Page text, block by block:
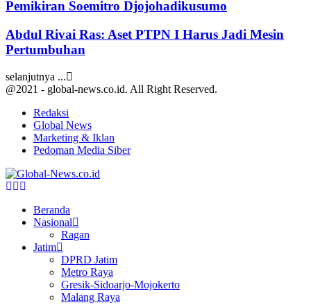
Pemikiran Soemitro Djojohadikusumo
Abdul Rivai Ras: Aset PTPN I Harus Jadi Mesin
Pertumbuhan
selanjutnya ...
@2021 - global-news.co.id. All Right Reserved.
Redaksi
Global News
Marketing & Iklan
Pedoman Media Siber
Facebook
Twitter
Beranda
Nasional
Ragan
Jatim
DPRD Jatim
Metro Raya
Gresik-Sidoarjo-Mojokerto
Malang Raya